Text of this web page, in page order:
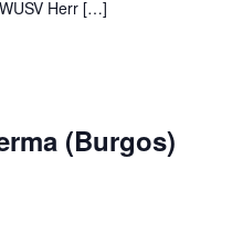
Herr […]
(Burgos)